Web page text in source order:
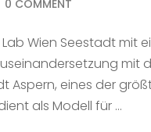
0 COMMENT
Wien Seestadt mit
mit
Aspern, eines der
als Modell für …